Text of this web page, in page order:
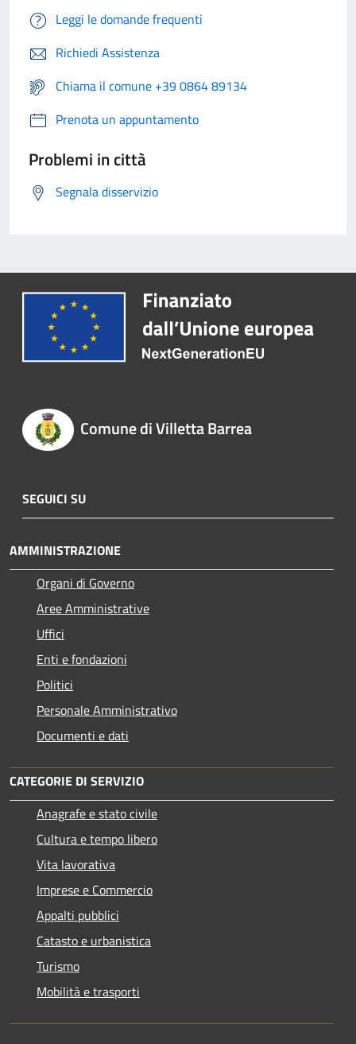
Leggi le domande frequenti
Richiedi Assistenza
Chiama il comune +39 0864 89134
Prenota un appuntamento
Problemi in città
Segnala disservizio
Comune di Villetta Barrea
SEGUICI SU
AMMINISTRAZIONE
Organi di Governo
Aree Amministrative
Uffici
Enti e fondazioni
Politici
Personale Amministrativo
Documenti e dati
CATEGORIE DI SERVIZIO
Anagrafe e stato civile
Cultura e tempo libero
Vita lavorativa
Imprese e Commercio
Appalti pubblici
Catasto e urbanistica
Turismo
Mobilità e trasporti